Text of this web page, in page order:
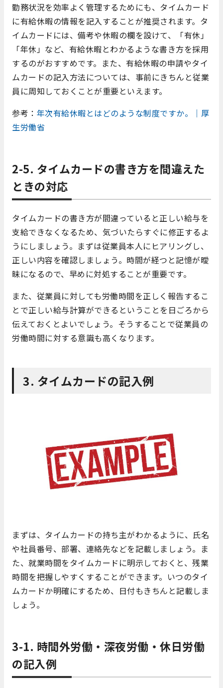
勤務状況を効率よく管理するためにも、タイムカード
に有給休暇の情報を記入することが推奨されます。タ
イムカードには、備考や休暇の欄を設けて、「有休」
「年休」など、有給休暇とわかるような書き方を採用
するのがおすすめです。また、有給休暇の申請やタイ
ムカードの記入方法については、事前にきちんと従業
員に周知しておくことが重要といえます。
参考： 年次有給休暇とはどのような制度ですか。｜厚
生労働省
2-5. タイムカードの書き方を間違えた
ときの対応
タイムカードの書き方が間違っていると正しい給与を
支給できなくなるため、気づいたらすぐに修正するよ
うにしましょう。まずは従業員本人にヒアリングし、
正しい内容を確認しましょう。時間が経つと記憶が曖
昧になるので、早めに対処することが重要です。
また、従業員に対しても労働時間を正しく報告するこ
とで正しい給与計算ができるということを日ごろから
伝えておくとよいでしょう。そうすることで従業員の
労働時間に対する意識も高くなります。
3. タイムカードの記入例
まずは、タイムカードの持ち主がわかるように、氏名
や社員番号、部署、連絡先などを記載しましょう。ま
た、就業時間をタイムカードに明示しておくと、残業
時間を把握しやすくすることができます。いつのタイ
ムカードか明確にするため、日付もきちんと記載しま
しょう。
3-1. 時間外労働・深夜労働・休日労働
の記入例